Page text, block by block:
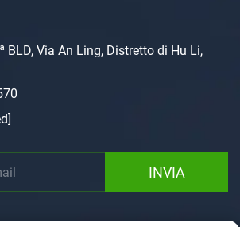
BLD, Via An Ling, Distretto di Hu Li,
INVIA